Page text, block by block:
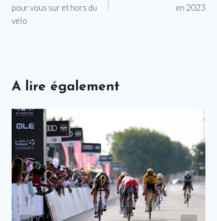
l’article
pour vous sur et hors du
vélo
en 2023
A lire également